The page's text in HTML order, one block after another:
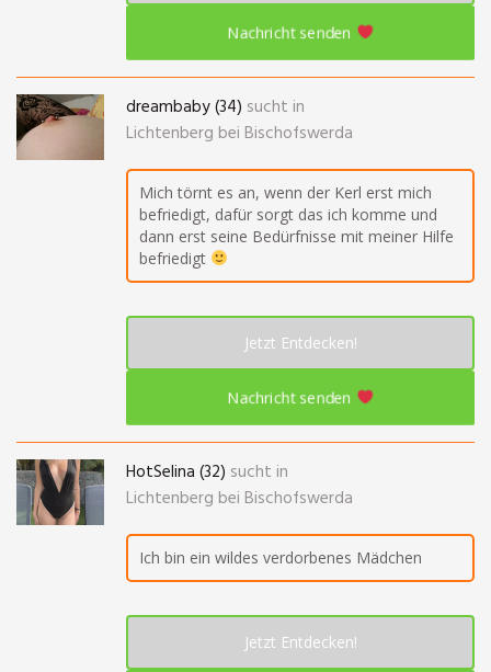
Nachricht senden
dreambaby (34) sucht in
Lichtenberg bei Bischofswerda
Mich törnt es an, wenn der Kerl erst mich
befriedigt, dafür sorgt das ich komme und
dann erst seine Bedürfnisse mit meiner Hilfe
befriedigt
Jetzt Entdecken!
Nachricht senden
HotSelina (32) sucht in
Lichtenberg bei Bischofswerda
Ich bin ein wildes verdorbenes Mädchen
Jetzt Entdecken!